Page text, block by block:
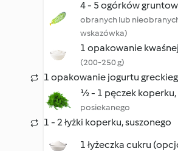
4 - 5 ogórków
obranych lub
wskazówka)
1 opakowanie
(200-250 g)
1 opakowanie jogurtu
½ - 1 pęczek
posiekanego
1 - 2 łyżki koperku, suszonego
1 łyżeczka cukru